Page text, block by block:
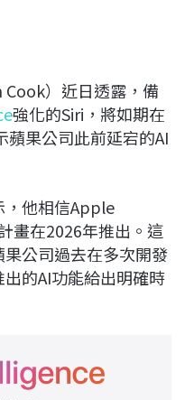
）近日透露，備
強化的Siri，將如期在
蘋果公司此前延宕的AI
，他相信Apple
畫在2026年推出。這
公司過去在多次開發
的AI功能給出明確時